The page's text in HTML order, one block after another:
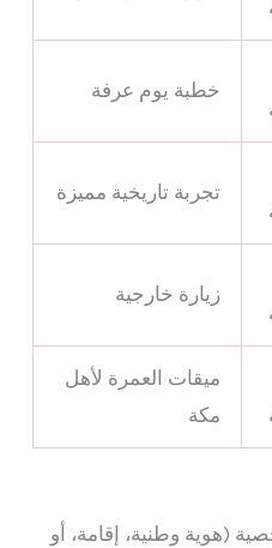
خطبة يوم عرفة
تجربة تاريخية مميزة
زيارة خارجية
ميقات العمرة لأهل
مكة
(هوية وطنية، إقامة، أو